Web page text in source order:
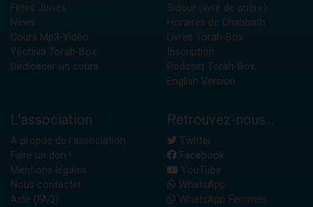
Fêtes Juives
News
Cours Mp3-Vidéo
Yéchiva Torah-Box
Dédicacer un cours
Sidour (livre de prière)
Horaires de Chabbath
Livres Torah-Box
Inscription
Podcast Torah-Box
English Version
L'association
A propos de l'association
Faire un don !
Mentions légales
Nous contacter
Aide (FAQ)
Retrouvez-nous...
Twitter
Facebook
YouTube
WhatsApp
WhatsApp Femmes